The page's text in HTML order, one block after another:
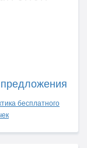
предложения
бесплатного